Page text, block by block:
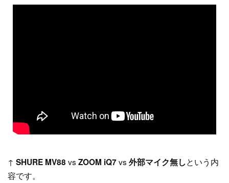
↑ SHURE MV88 vs ZOOM iQ7vs 外部マイク無しという内
容です。